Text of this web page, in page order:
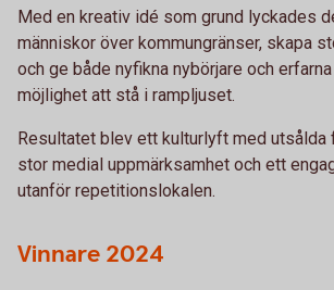
Med en kreativ idé som grund lyckades
människor över kommungränser, skapa
och ge både nyfikna nybörjare och
möjlighet att stå i rampljuset.
Resultatet blev ett kulturlyft med utsålda
stor medial uppmärksamhet och ett
utanför repetitionslokalen.
Vinnare 2024